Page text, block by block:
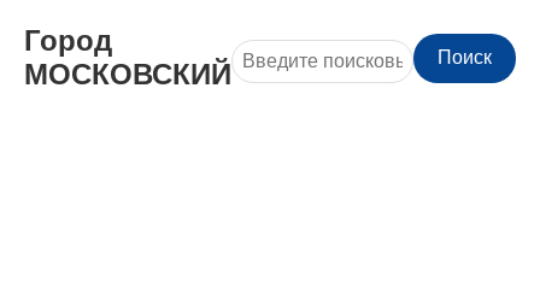
Город
МОСКОВСКИЙ
Поиск